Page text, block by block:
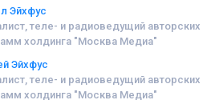
Эйхфус
теле- и радиоведущий авторских
холдинга "Москва Медиа"
Эйхфус
теле- и радиоведущий авторских
холдинга "Москва Медиа"